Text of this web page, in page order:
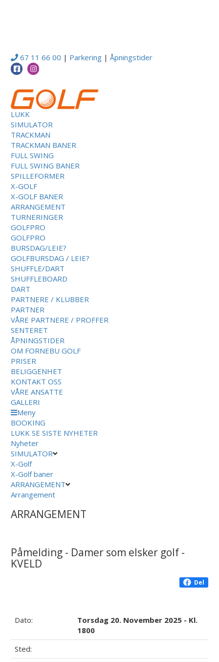
67 11 66 00 | Parkering |Åpningstider
LUKK
SIMULATOR
TRACKMAN
TRACKMAN BANER
FULL SWING
FULL SWING BANER
SPILLEFORMER
X-GOLF
X-GOLF BANER
ARRANGEMENT
TURNERINGER
GOLFPRO
GOLFPRO
BURSDAG/LEIE?
GOLFBURSDAG / LEIE?
SHUFFLE/DART
SHUFFLEBOARD
DART
PARTNERE / KLUBBER
PARTNER
VÅRE PARTNERE / PROFFER
SENTERET
ÅPNINGSTIDER
OM FORNEBU GOLF
PRISER
BELIGGENHET
KONTAKT OSS
VÅRE ANSATTE
GALLERI
Meny
BOOKING
LUKK SE SISTE NYHETER
Nyheter
SIMULATOR
X-Golf
X-Golf baner
ARRANGEMENT
Arrangement
ARRANGEMENT
Påmelding - Damer som elsker golf -
KVELD
Del
Dato:
Torsdag 20. November 2025 - Kl.
1800
Sted: